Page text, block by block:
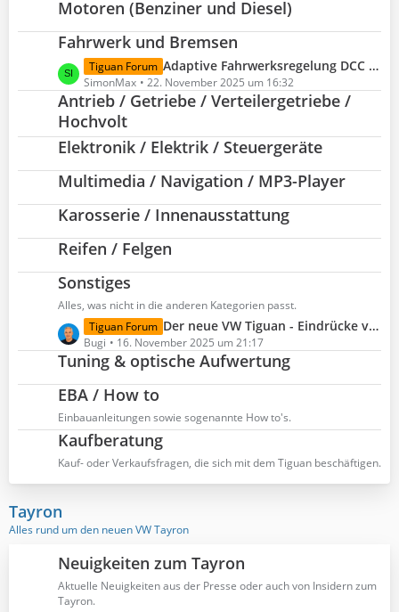
t
t
e
B
e
i
t
r
ä
g
e
Motoren (Benziner und Diesel)
Fahrwerk und Bremsen
L
e
t
z
t
e
B
e
i
t
r
g
e
Tiguan Forum Adaptive Fahrwerksregelung DCC Pro inkl. Fahrprofilauswahl
SimonMax 22. November 2025 um 16:32
Antrieb / Getriebe / Verteilergetriebe /
Hochvolt
Elektronik / Elektrik / Steuergeräte
Multimedia / Navigation / MP3-Player
Karosserie / Innenausstattung
Reifen / Felgen
Sonstiges
Alles, was nicht in die anderen Kategorien passt.
L
e
t
t
e
B
e
i
t
ä
g
e
Tiguan Forum Der neue VW Tiguan - Eindrücke von der Weltpremiere
Bugi 16. November 2025 um 21:17
Tuning & optische Aufwertung
EBA / How to
Einbauanleitungen sowie sogenannte How to's.
Kaufberatung
Kauf- oder Verkaufsfragen, die sich mit dem Tiguan beschäftigen.
Tayron
Alles rund um den neuen VW Tayron
Neuigkeiten zum Tayron
Aktuelle Neuigkeiten aus der Presse oder auch von Insidern zum
Tayron.